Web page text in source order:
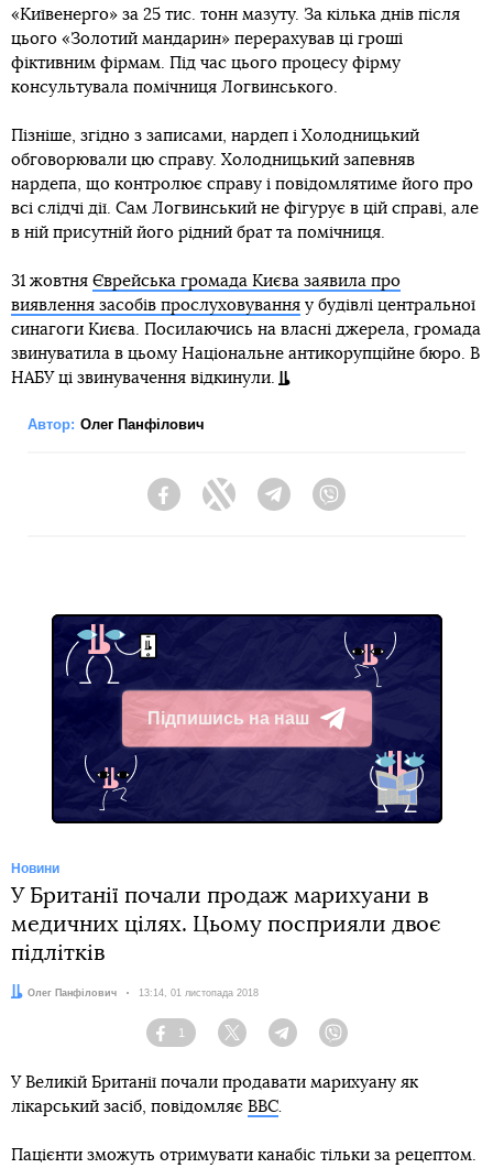
«Київенерго» за 25 тис. тонн мазуту. За кілька днів після
цього «Золотий мандарин» перерахував ці гроші
фіктивним фірмам. Під час цього процесу фірму
консультувала помічниця Логвинського.
Пізніше, згідно з записами, нардеп і Холодницький
обговорювали цю справу. Холодницький запевняв
нардепа, що контролює справу і повідомлятиме його про
всі слідчі дії. Сам Логвинський не фігурує в цій справі, але
в ній присутній його рідний брат та помічниця.
31 жовтня Єврейська громада Києва заявила про
виявлення засобів прослуховування у будівлі центральної
синагоги Києва. Посилаючись на власні джерела, громада
звинуватила в цьому Національне антикорупційне бюро. В
НАБУ ці звинувачення відкинули.
Автор: Олег Панфілович
FacebookTwitter Telegram
Підпишись на наш
Telegram
Новини
У Британії почали продаж марихуани в
медичних цілях. Цьому посприяли двоє
підлітків
Автор:
Олег Панфілович Дата:
13:14, 01 листопада 2018
Facebook
1
Twitter TelegramViber
У Великій Британії почали продавати марихуану як
лікарський засіб, повідомляє ВВС.
Пацієнти зможуть отримувати канабіс тільки за рецептом.